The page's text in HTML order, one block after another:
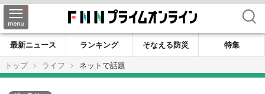
検索
最新ニュース ランキング そなえる防災
特集
トップ
ライフ ネットで話題